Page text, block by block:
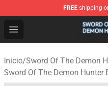
FREE shipping
Open menu
Sword Of The Demon
Inicio/Sword Of The Demon
Sword Of The Demon Hunter